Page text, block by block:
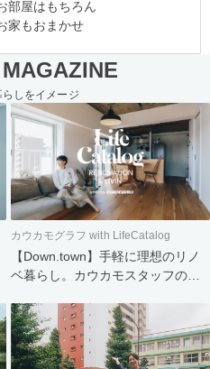
部屋はもちろん
家もおまかせ
しをイメージ
カウカモグラフ with LifeCatalog
【Down.town】手軽に理想のリノ
ベ暮らし。カウカモスタッフの家